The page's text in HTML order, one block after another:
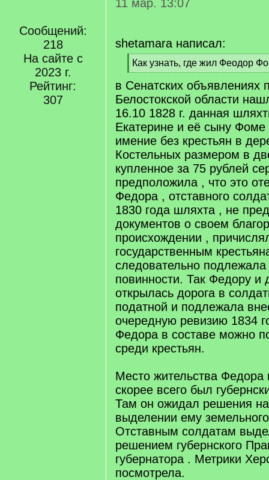
Сообщений:
218
На сайте с
2023 г.
Рейтинг:
307
11 мар. 13:07
shetamara написал:
[
q
]
Как узнать, где жил Феодор
[
/
q
]
в Сенатских объявлениях
Белостокской области
16.10 1828 г. данная
Екатерине и её сыну Фоме
имение без крестьян в
Костельных размером в
купленное за 75 рублей
предположила , что это
Федора , отставного
1830 года шляхта , не
документов о своем
происхождении ,
государственным
следовательно подлежала
повинности. Так Федору и
открылась дорога в
податной и подлежала
очередную ревизию 1834
Федора в составе можно
среди крестьян.
Место жительства Федора
скорее всего был
Там он ожидал решения
выделении ему
Отставным солдатам
решением губернского
губернатора . Метрики
посмотрела.